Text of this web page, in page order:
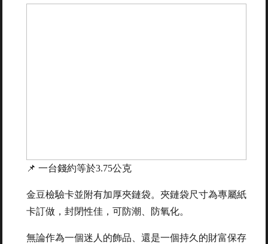
📌 一台錢約等於3.75公克
金豆檢驗卡並附有加厚夾鏈袋。夾鏈袋尺寸為專屬紙
卡訂做，封閉性佳，可防潮、防氧化。
無論作為一個迷人的飾品、還是一個持久的財富保存